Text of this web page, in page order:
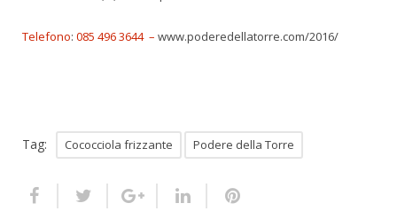
Telefono: 085 496 3644 – www.poderedellatorre.com/2016/
Tag: Cococciola frizzante Podere della Torre